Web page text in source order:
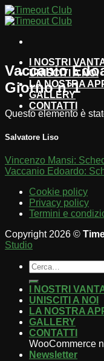
Salta
ai
I NOSTRI
UNISCITI A NOI
LA NOSTRA
GALLERY
CONTATTI
Vaccanio
Giorno n°1
Questo elemento è
Salvatore Liso
Vincenzo Mansi:
Vaccanio Edoardo:
Cookie policy
Privacy policy
Termini e
Copyright 2026 ©
Studio
I NOSTRI
UNISCITI A NOI
LA NOSTRA
GALLERY
CONTATTI
WooCommerce
Newsletter